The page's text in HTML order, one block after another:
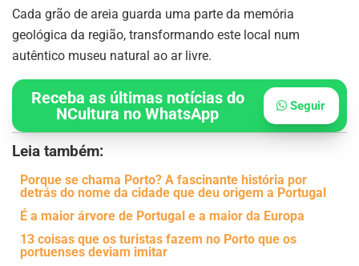
Cada grão de areia guarda uma parte da memória
geológica da região, transformando este local num
autêntico museu natural ao ar livre.
Receba as últimas notícias do
NCultura no WhatsApp
Seguir
Leia também:
Porque se chama Porto? A fascinante história por
detrás do nome da cidade que deu origem a Portugal
É a maior árvore de Portugal e a maior da Europa
13 coisas que os turistas fazem no Porto que os
portuenses deviam imitar